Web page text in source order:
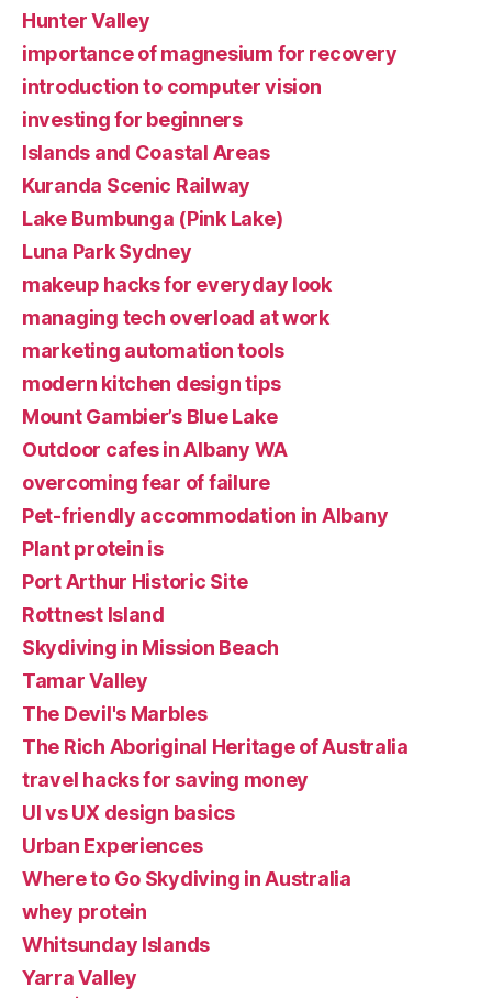
Hunter Valley
importance of magnesium for recovery
introduction to computer vision
investing for beginners
Islands and Coastal Areas
Kuranda Scenic Railway
Lake Bumbunga (Pink Lake)
Luna Park Sydney
makeup hacks for everyday look
managing tech overload at work
marketing automation tools
modern kitchen design tips
Mount Gambier’s Blue Lake
Outdoor cafes in Albany WA
overcoming fear of failure
Pet-friendly accommodation in Albany
Plant protein is
Port Arthur Historic Site
Rottnest Island
Skydiving in Mission Beach
Tamar Valley
The Devil's Marbles
The Rich Aboriginal Heritage of Australia
travel hacks for saving money
UI vs UX design basics
Urban Experiences
Where to Go Skydiving in Australia
whey protein
Whitsunday Islands
Yarra Valley